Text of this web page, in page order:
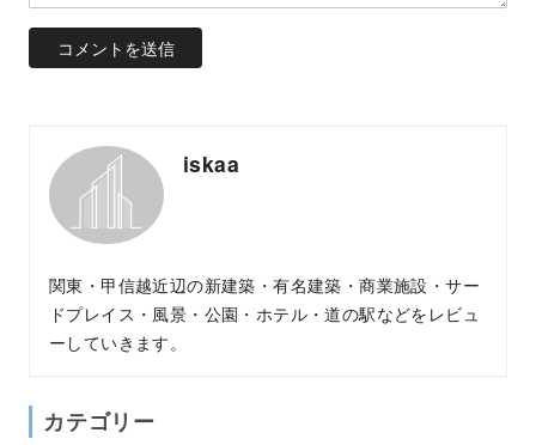
iskaa
関東・甲信越近辺の新建築・有名建築・商業施設・サー
ドプレイス・風景・公園・ホテル・道の駅などをレビュ
ーしていきます。
カテゴリー